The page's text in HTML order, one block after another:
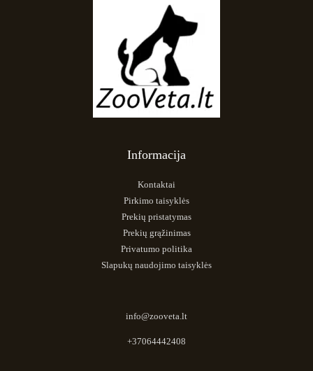
Informacija
Kontaktai
Pirkimo taisyklės
Prekių pristatymas
Prekių grąžinimas
Privatumo politika
Slapukų naudojimo taisyklės
info@zooveta.lt
+37064442408